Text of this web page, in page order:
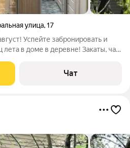
улица,17
Успейте забронировать и
лета в доме в деревне! Закаты, чай
цену. Брусовой дом с
Чат